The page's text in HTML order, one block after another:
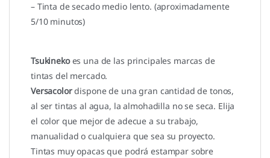
– Tinta de secado medio lento. (aproximadamente
5/10 minutos)
Tsukinekoes una de las principales marcas de
tintas del mercado.
Versacolordispone de una gran cantidad de tonos,
al ser tintas al agua, la almohadilla no se seca. Elija
el color que mejor de adecue a su trabajo,
manualidad o cualquiera que sea su proyecto.
Tintas muy opacas que podrá estampar sobre